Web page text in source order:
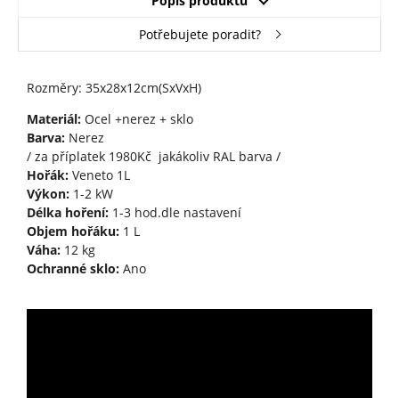
Potřebujete poradit?
Rozměry: 35x28x12cm(SxVxH)
Materiál:Ocel +nerez + sklo
Barva:Nerez
/ za příplatek 1980Kč jakákoliv RAL barva /
Hořák:Veneto 1L
Výkon:1-2 kW
Délka hoření:1-3 hod.dle nastavení
Objem hořáku:1 L
Váha:12 kg
Ochranné sklo:Ano